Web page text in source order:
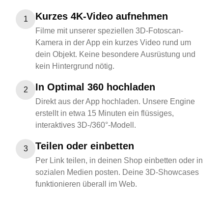
1 Kurzes 4K-Video aufnehmen
Filme mit unserer speziellen 3D-Fotoscan-
Kamera in der App ein kurzes Video rund um
dein Objekt. Keine besondere Ausrüstung und
kein Hintergrund nötig.
2 In Optimal 360 hochladen
Direkt aus der App hochladen. Unsere Engine
erstellt in etwa 15 Minuten ein flüssiges,
interaktives 3D-/360°-Modell.
3 Teilen oder einbetten
Per Link teilen, in deinen Shop einbetten oder in
sozialen Medien posten. Deine 3D-Showcases
funktionieren überall im Web.